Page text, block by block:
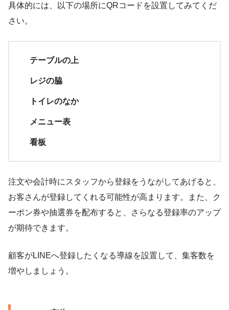
具体的には、以下の場所にQRコードを設置してみてくだ
さい。
テーブルの上
レジの脇
トイレのなか
メニュー表
看板
注文や会計時にスタッフから登録をうながしてあげると、
お客さんが登録してくれる可能性が高まります。また、ク
ーポン券や抽選券を配布すると、さらなる登録率のアップ
が期待できます。
顧客がLINEへ登録したくなる導線を設置して、集客数を
増やしましょう。